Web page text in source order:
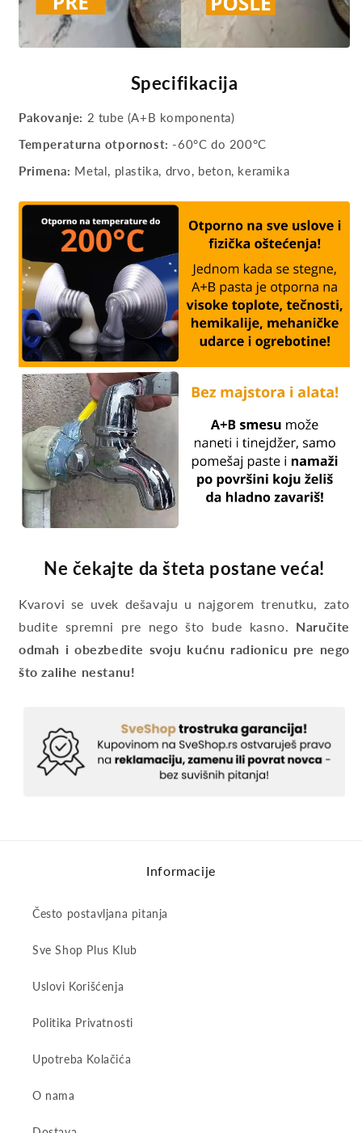
Specifikacija
Pakovanje: 2 tube (A+B komponenta)
Temperaturna otpornost: -60°C do 200°C
Primena: Metal, plastika, drvo, beton, keramika
Ne čekajte da šteta postane veća!
Kvarovi se uvek dešavaju u najgorem trenutku, zato
budite spremni pre nego što bude kasno. Naručite
odmah i obezbedite svoju kućnu radionicu pre nego
što zalihe nestanu!
Informacije
Često postavljana pitanja
Sve Shop Plus Klub
Uslovi Korišćenja
Politika Privatnosti
Upotreba Kolačića
O nama